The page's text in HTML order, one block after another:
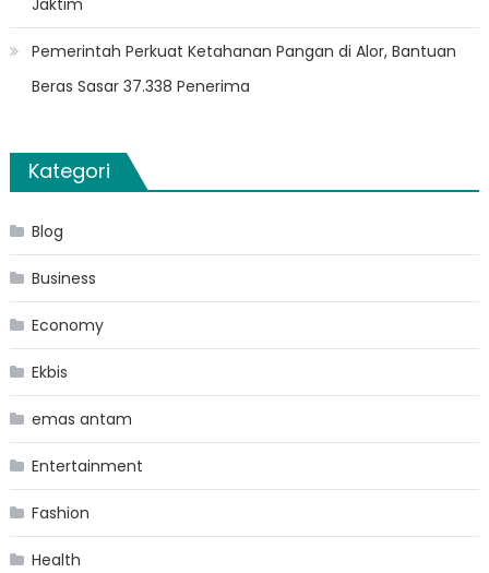
Jaktim
Pemerintah Perkuat Ketahanan Pangan di Alor, Bantuan
Beras Sasar 37.338 Penerima
Kategori
Blog
Business
Economy
Ekbis
emas antam
Entertainment
Fashion
Health